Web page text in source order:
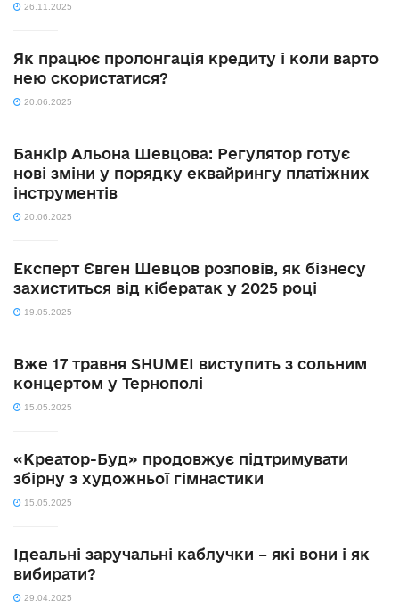
26.11.2025
Як працює пролонгація кредиту і коли варто
нею скористатися?
20.06.2025
Банкір Альона Шевцова: Регулятор готує
нові зміни у порядку еквайрингу платіжних
інструментів
20.06.2025
Експерт Євген Шевцов розповів, як бізнесу
захиститься від кібератак у 2025 році
19.05.2025
Вже 17 травня SHUMEI виступить з сольним
концертом у Тернополі
15.05.2025
«Креатор-Буд» продовжує підтримувати
збірну з художньої гімнастики
15.05.2025
Ідеальні заручальні каблучки – які вони і як
вибирати?
29.04.2025